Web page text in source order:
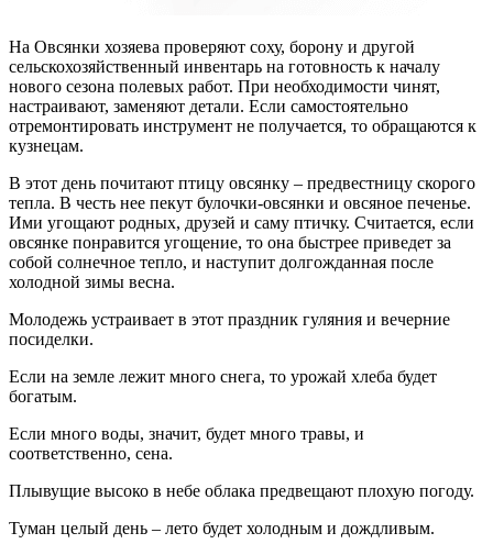
На Овсянки хозяева проверяют соху, борону и другой
сельскохозяйственный инвентарь на готовность к началу
нового сезона полевых работ. При необходимости чинят,
настраивают, заменяют детали. Если самостоятельно
отремонтировать инструмент не получается, то обращаются к
кузнецам.
В этот день почитают птицу овсянку – предвестницу скорого
тепла. В честь нее пекут булочки-овсянки и овсяное печенье.
Ими угощают родных, друзей и саму птичку. Считается, если
овсянке понравится угощение, то она быстрее приведет за
собой солнечное тепло, и наступит долгожданная после
холодной зимы весна.
Молодежь устраивает в этот праздник гуляния и вечерние
посиделки.
Если на земле лежит много снега, то урожай хлеба будет
богатым.
Если много воды, значит, будет много травы, и
соответственно, сена.
Плывущие высоко в небе облака предвещают плохую погоду.
Туман целый день – лето будет холодным и дождливым.